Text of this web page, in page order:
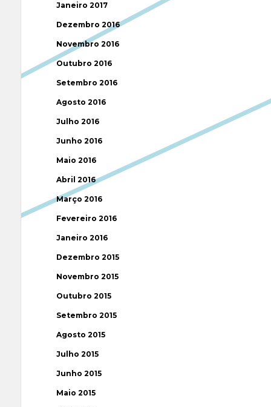
Janeiro 2017
Dezembro 2016
Novembro 2016
Outubro 2016
Setembro 2016
Agosto 2016
Julho 2016
Junho 2016
Maio 2016
Abril 2016
Março 2016
Fevereiro 2016
Janeiro 2016
Dezembro 2015
Novembro 2015
Outubro 2015
Setembro 2015
Agosto 2015
Julho 2015
Junho 2015
Maio 2015